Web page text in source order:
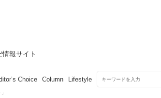
報サイト
Choice Column Lifestyle